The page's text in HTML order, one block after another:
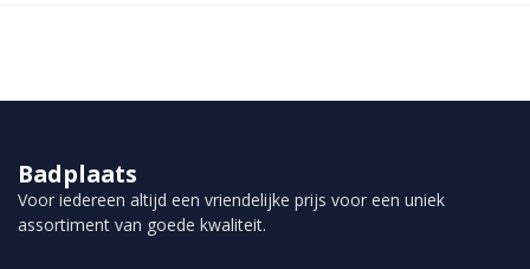
Badplaats
Voor iedereen altijd een vriendelijke prijs voor een uniek
assortiment van goede kwaliteit.